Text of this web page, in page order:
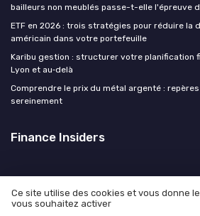
bailleurs non meublés passe-t-elle l'épreuve
ETF en 2026 : trois stratégies pour réduire la
américain dans votre portefeuille
Karibu gestion : structurer votre planification
Lyon et au‑delà
Comprendre le prix du métal argenté :
sereinement
Finance Insiders
Mentions légales
Ce site utilise des cookies et vous donne
vous souhaitez activer